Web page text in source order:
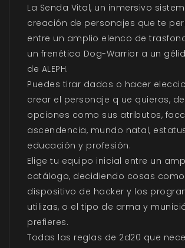
La Senda Vital, un inmersivo
creación de personajes que te
entre un amplio elenco de
un frenético Dog-Warrior a un
de ALEPH.
Puedes tirar dados o hacer
crear el personaje q ue quieras,
opciones como sus atributos,
ascendencia, mundo natal,
educación y profesión.
Elige tu equipo inicial entre un
catálogo, decidiendo cosas
dispositivo de hacker y los
utilizas, o el tipo de arma y
prefieres.
Todas las reglas de 2d20 que